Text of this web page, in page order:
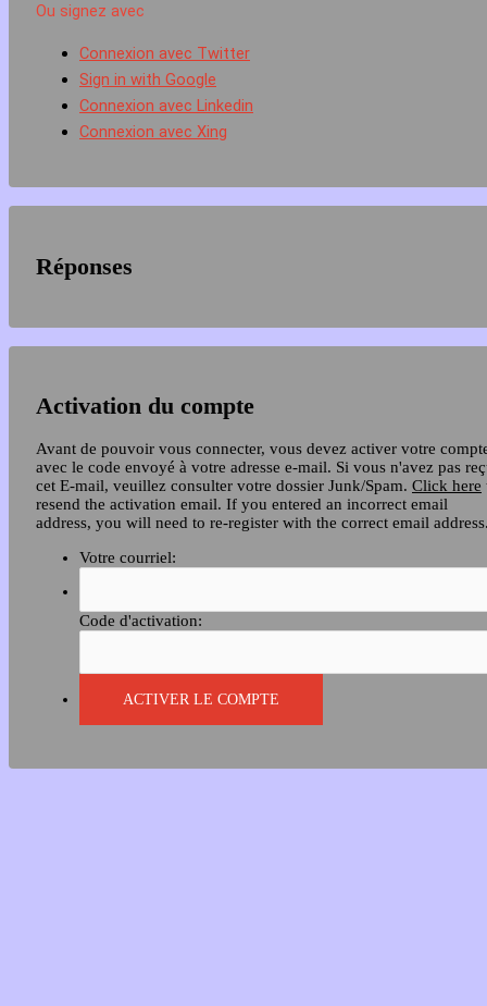
Ou signez avec
Connexion avec Twitter
Sign in with Google
Connexion avec Linkedin
Connexion avec Xing
Réponses
Activation du compte
Avant de pouvoir vous connecter, vous devez activer votre
avec le code envoyé à votre adresse e-mail. Si vous n'avez pas
cet E-mail, veuillez consulter votre dossier Junk/Spam. Click here
resend the activation email. If you entered an incorrect email
address, you will need to re-register with the correct email
Votre courriel:
Code d'activation: